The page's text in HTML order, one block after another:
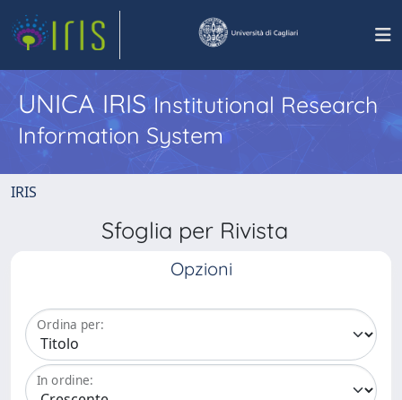
UNICA IRISInstitutional Research
Information System
IRIS
Sfoglia per Rivista
Opzioni
Ordina per:
In ordine: